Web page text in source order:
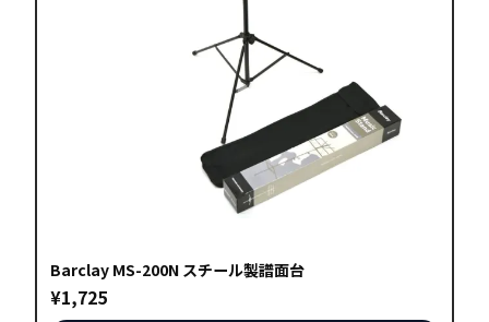
Barclay MS-200N スチール製譜面台
¥1,725